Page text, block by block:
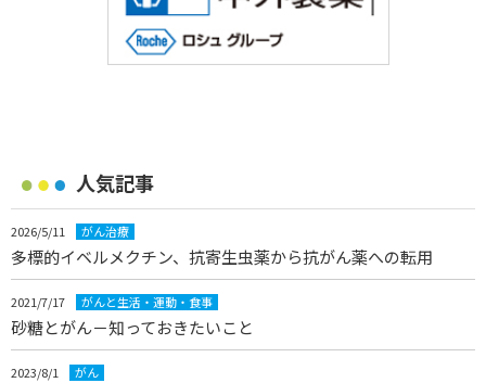
人気記事
2026/5/11 がん治療
多標的イベルメクチン、抗寄生虫薬から抗がん薬への転用
2021/7/17 がんと生活・運動・食事
砂糖とがん－知っておきたいこと
2023/8/1 がん